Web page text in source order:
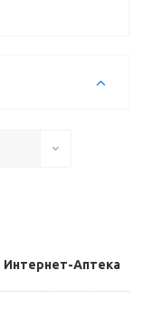
Интернет-Аптека